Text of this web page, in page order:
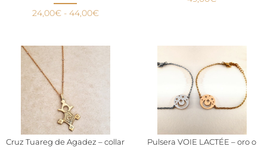
24,00€ - 44,00€
Cruz Tuareg de Agadez – collar
Pulsera VOIE LACTÉE – oro o